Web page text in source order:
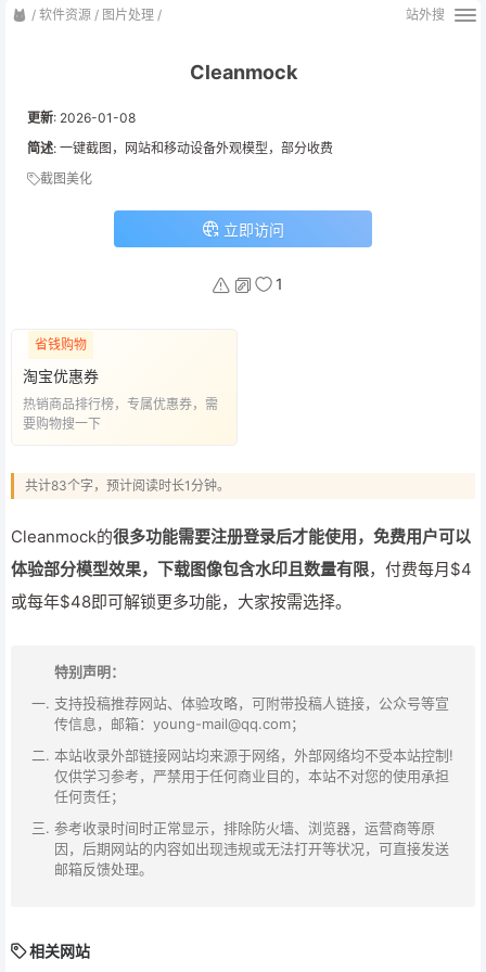
/ 软件资源 / 图片处理 / 站外搜
Cleanmock
更新: 2026-01-08
简述: 一键截图，网站和移动设备外观模型，部分收费
截图美化
立即访问
1
省钱购物
淘宝优惠券
热销商品排行榜，专属优惠券，需
要购物搜一下
共计83个字，预计阅读时长1分钟。
Cleanmock的很多功能需要注册登录后才能使用，免费用户可以
体验部分模型效果，下载图像包含水印且数量有限，付费每月$4
或每年$48即可解锁更多功能，大家按需选择。
特别声明：
支持投稿推荐网站、体验攻略，可附带投稿人链接，公众号等宣
传信息，邮箱：young-mail@qq.com；
本站收录外部链接网站均来源于网络，外部网络均不受本站控制!
仅供学习参考，严禁用于任何商业目的，本站不对您的使用承担
任何责任；
参考收录时间时正常显示，排除防火墙、浏览器，运营商等原
因，后期网站的内容如出现违规或无法打开等状况，可直接发送
邮箱反馈处理。
相关网站